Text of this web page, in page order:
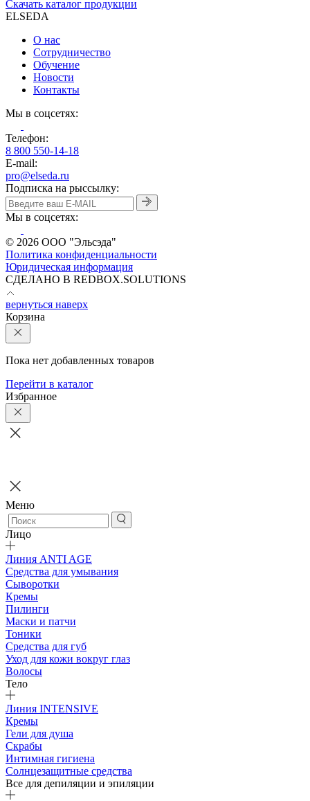
Скачать каталог продукции
ELSEDA
О нас
Сотрудничество
Обучение
Новости
Контакты
Мы в соцсетях:
Телефон:
8 800 550-14-18
E-mail:
pro@elseda.ru
Подписка на рыссылку:
Мы в соцсетях:
© 2026 ООО "Эльсэда"
Политика конфиденциальности
Юридическая информация
CДЕЛАНО В REDBOX.SOLUTIONS
вернуться наверх
Корзина
Пока нет добавленных товаров
Перейти в каталог
Избранное
Меню
Лицо
Линия ANTI AGE
Средства для умывания
Сыворотки
Кремы
Пилинги
Маски и патчи
Тоники
Средства для губ
Уход для кожи вокруг глаз
Волосы
Тело
Линия INTENSIVE
Кремы
Гели для душа
Скрабы
Интимная гигиена
Солнцезащитные средства
Все для депиляции и эпиляции